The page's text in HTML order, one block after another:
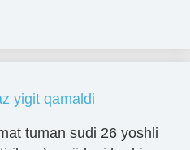
yigit qamaldi
tuman sudi 26 yoshli